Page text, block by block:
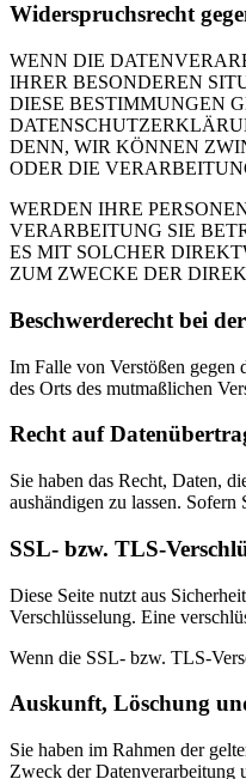
Widerspruchsrecht
WENN DIE
IHRER BESONDEREN
DIESE BESTIMMUNGEN
DENN, WIR KÖNNEN
ODER DIE
WERDEN IHRE
VERARBEITUNG SIE
ES MIT SOLCHER
ZUM ZWECKE DER
Beschwerde­recht bei
Im Falle von Verstößen gegen
des Orts des mutmaßlichen
Recht auf
Sie haben das Recht, Daten,
aushändigen zu lassen.
SSL- bzw. TLS-
Diese Seite nutzt aus
Verschlüsselung. Eine
Wenn die SSL- bzw. TLS-
Auskunft, Löschung
Sie haben im Rahmen der
Zweck der Datenverarbeitung